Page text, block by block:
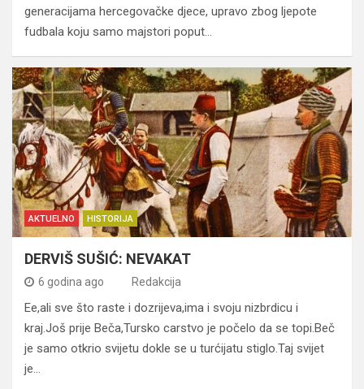
generacijama hercegovačke djece, upravo zbog ljepote
fudbala koju samo majstori poput…
AKTUELNO HISTORIJA
DERVIŠ SUŠIĆ: NEVAKAT
6 godina ago Redakcija
Ee,ali sve što raste i dozrijeva,ima i svoju nizbrdicu i
kraj.Još prije Beča,Tursko carstvo je počelo da se topi.Beč
je samo otkrio svijetu dokle se u turćijatu stiglo.Taj svijet
je…